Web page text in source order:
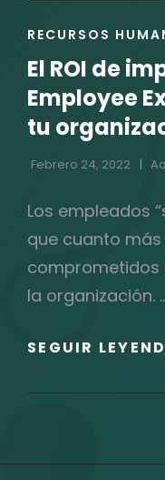
ENLACES
LAS
CATEGORÍAS
RECURSOS
El ROI de
Employee
tu
Febrero 24, 2022
Los empleados
que cuanto
comprometidos
la organización.
SEGUIR